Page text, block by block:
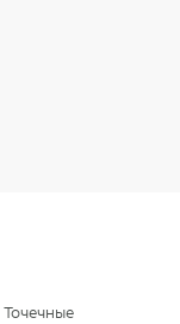
Точечные